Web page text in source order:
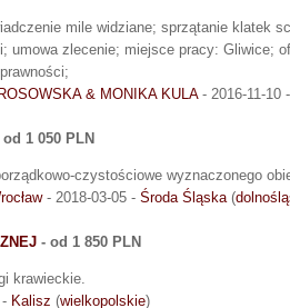
mile widziane; sprzątanie klatek
umowa zlecenie; miejsce pracy: Gliwice;
& MONIKA KULA- 2016-11-10
od 1 050 PLN
czystościowe wyznaczonego
- 2018-03-05 - Środa Śląska (
- od 1 850 PLN
krawieckie.
Kalisz (wielkopolskie)